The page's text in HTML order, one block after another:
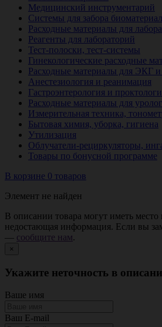
Медицинский инструментарий
Системы для забора
Расходные материалы для
Реагенты для лабораторий
Тест-полоски, тест-системы
Гинекологические расходные
Расходные материалы для ЭКГ
Анестезиология и реанимация
Гастроэнтерология и
Расходные материалы для
Измерительная техника,
Бытовая химия, уборка, гигиена
Утилизация
Облучатели-рециркуляторы,
Товары по бонусной программе
В корзине 0 товаров
Элемент не найден
В описании товара могут иметь место
недостающая информация. Если вы
— сообщите нам.
×
Укажите неточность в
Ваше имя
Ваш E-mail